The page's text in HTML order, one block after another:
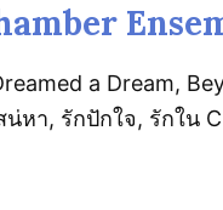
a Dream,
หา, รักปักใจ, รักใน